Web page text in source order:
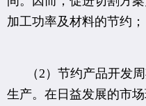
加工功率及材料的节约；
（2）节约产品开发
生产。在日益发展的市